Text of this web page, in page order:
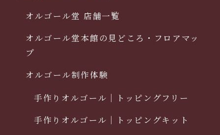
オルゴール堂 店舗一覧
オルゴール堂本館の見どころ・フロアマッ
プ
オルゴール制作体験
手作りオルゴール｜トッピングフリー
手作りオルゴール｜トッピングキット